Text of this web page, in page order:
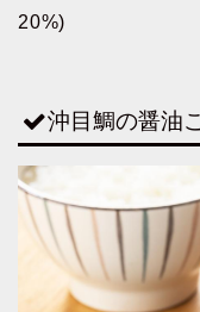
20%)
沖目鯛の醤油